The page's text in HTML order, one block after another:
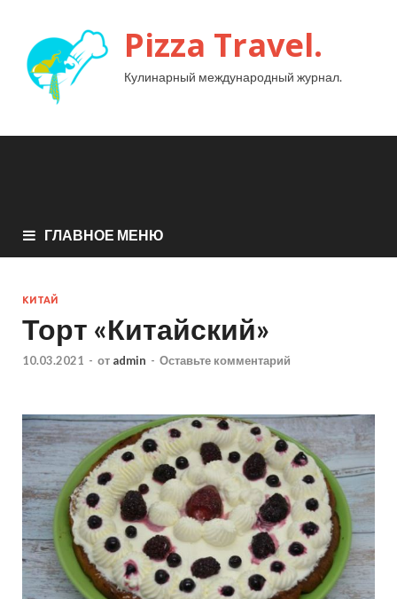
Pizza Travel.
Кулинарный международный журнал.
ГЛАВНОЕ МЕНЮ
КИТАЙ
Торт «Китайский»
10.03.2021 - от admin - Оставьте комментарий